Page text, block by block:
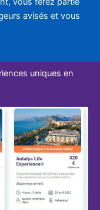
avisés et vous
uniques en